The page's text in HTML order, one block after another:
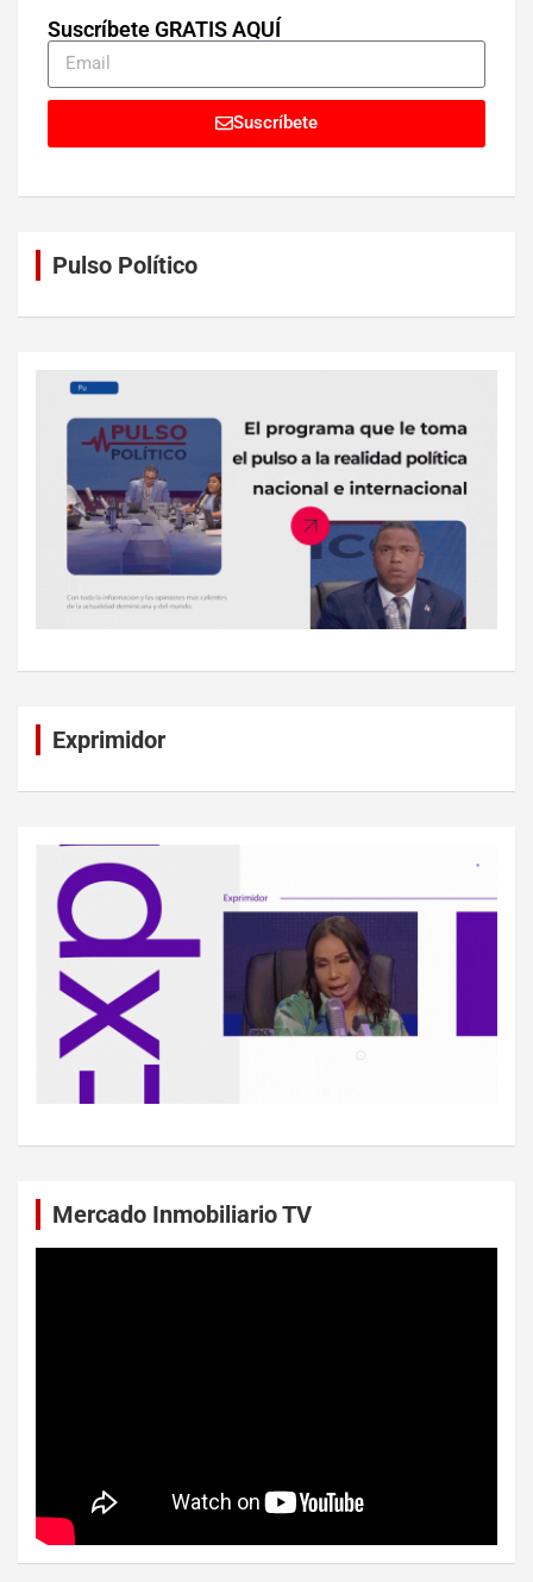
Suscríbete GRATIS AQUÍ
Suscríbete
Pulso Político
Exprimidor
Mercado Inmobiliario TV